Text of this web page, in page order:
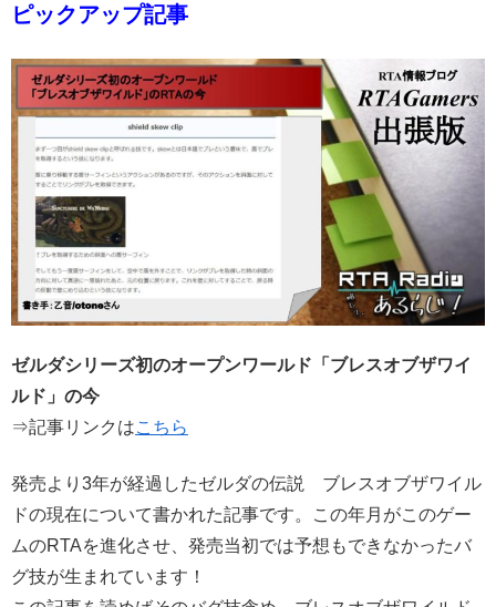
ピックアップ記事
ゼルダシリーズ初のオープンワールド「ブレスオブザワイ
ルド」の今
⇒記事リンクはこちら
発売より3年が経過したゼルダの伝説 ブレスオブザワイル
ドの現在について書かれた記事です。この年月がこのゲー
ムのRTAを進化させ、発売当初では予想もできなかったバ
グ技が生まれています！